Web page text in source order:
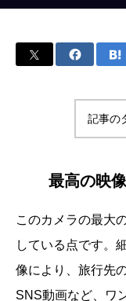
記事の
最高の映
このカメラの最大
している点です。
像により、旅行先
SNS動画など、ワ